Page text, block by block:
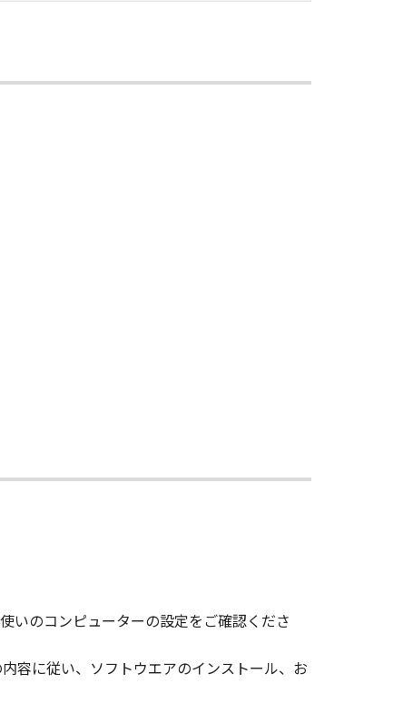
いのコンピューターの設定をご確認くださ
容に従い、ソフトウエアのインストール、お